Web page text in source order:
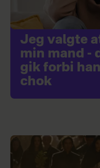
Jeg valgte
min mand -
gik forbi
chok